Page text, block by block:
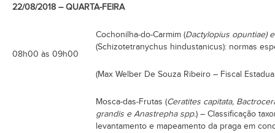
22/08/2018 – QUARTA-FEIRA
08h00 às 09h00
Cochonilha-do-Carmim (Dactylopius opuntiae) e
(Schizotetranychus hindustanicus): normas
(Max Welber De Souza Ribeiro – Fiscal
Mosca-das-Frutas (Ceratites capitata,
grandis e Anastrepha spp.) – Classificação
levantamento e mapeamento da praga em